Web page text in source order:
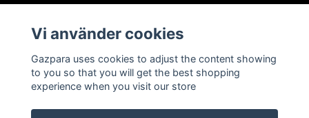
Vi använder cookies
Gazpara uses cookies to adjust the content showing
to you so that you will get the best shopping
experience when you visit our store